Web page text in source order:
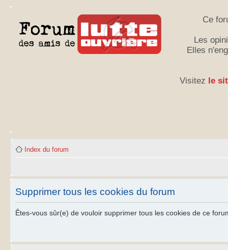
Ce
Les
Elles
Visitez le
Index du forum
Supprimer tous les cookies du forum
Êtes-vous sûr(e) de vouloir supprimer tous les cookies de ce